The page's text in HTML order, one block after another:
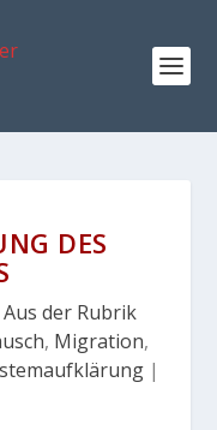
DES
Aus der Rubrik
, Migration,
|